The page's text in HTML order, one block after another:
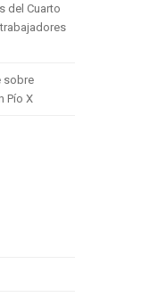
del Cuarto
sobre
Pío X